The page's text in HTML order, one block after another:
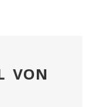
VON